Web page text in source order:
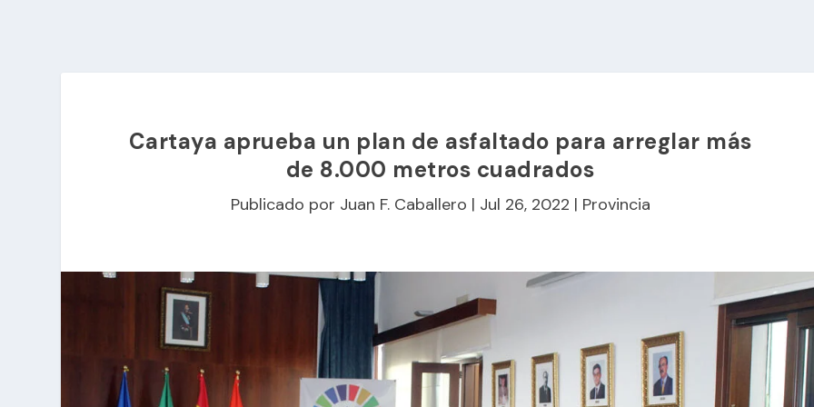
Cartaya aprueba un plan de asfaltado para arreglar más
de 8.000 metros cuadrados
Publicado por Juan F. Caballero | Jul 26, 2022 | Provincia